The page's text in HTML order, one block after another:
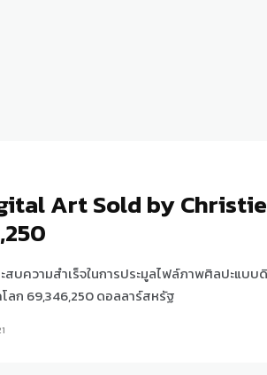
Art Sold by
สบความสำเร็จในการประมูลไฟล์ภาพศิลปะแบ
ลก 69,346,250 ดอลลาร์สหรัฐ